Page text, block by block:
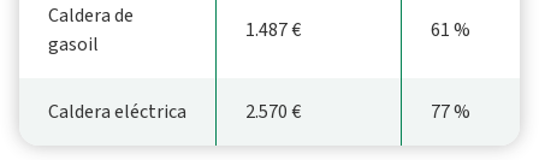
Caldera de
gasoil
1.487 € 61 %
Caldera eléctrica 2.570 € 77 %